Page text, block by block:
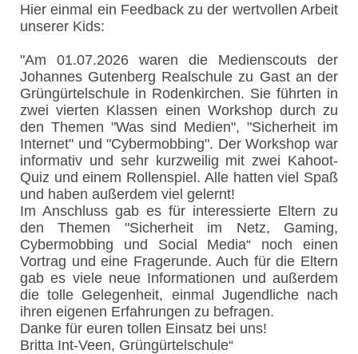
Hier einmal ein Feedback zu der wertvollen Arbeit
unserer Kids:
"Am 01.07.2026 waren die Medienscouts der
Johannes Gutenberg Realschule zu Gast an der
Grüngürtelschule in Rodenkirchen. Sie führten in
zwei vierten Klassen einen Workshop durch zu
den Themen "Was sind Medien", "Sicherheit im
Internet" und "Cybermobbing". Der Workshop war
informativ und sehr kurzweilig mit zwei Kahoot-
Quiz und einem Rollenspiel. Alle hatten viel Spaß
und haben außerdem viel gelernt!
Im Anschluss gab es für interessierte Eltern zu
den Themen "Sicherheit im Netz, Gaming,
Cybermobbing und Social Media“ noch einen
Vortrag und eine Fragerunde. Auch für die Eltern
gab es viele neue Informationen und außerdem
die tolle Gelegenheit, einmal Jugendliche nach
ihren eigenen Erfahrungen zu befragen.
Danke für euren tollen Einsatz bei uns!
Britta Int-Veen, Grüngürtelschule“